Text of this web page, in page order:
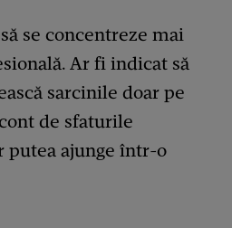
se concentreze mai
Ar fi indicat să
sarcinile doar pe
de sfaturile
putea ajunge într-o